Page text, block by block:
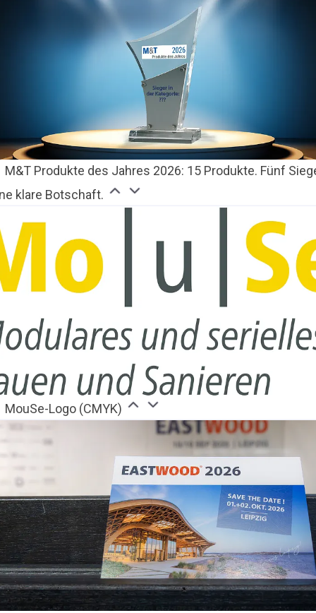
M&T Produkte des Jahres 2026: 15 Produkte. Fünf
klare Botschaft.
MouSe-Logo (CMYK)